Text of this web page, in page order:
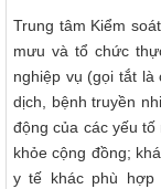
Trung tâm Kiểm
mưu và tổ chức
nghiệp vụ (gọi tắt là
dịch, bệnh truyền
động của các yếu
khỏe cộng đồng;
y tế khác phù hợp